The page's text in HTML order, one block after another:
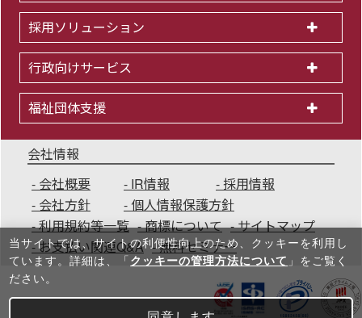
採用ソリューション
行政向けサービス
福祉団体支援
会社情報
会社概要
IR情報
採用情報
会社方針
個人情報保護方針
利用規約等一覧
商標について
サイトマップ
お支払い関連Q&A
無料セミナー
当サイトでは、サイトの利便性向上のため、クッキーを利⽤し
ています。詳細は、「 クッキーの管理方法について 」をご覧く
ださい。